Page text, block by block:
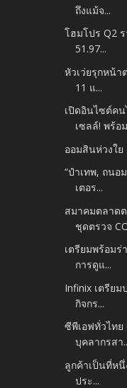
ถึงแม้จ...
โฮมโปร Q2
51.97...
หัวเว่ยรุกหน้า
11 แ...
เปิดอินไซต์ค
เซลล์! พร้อ
ออมสินห่วงใย
“ป๋าเทพ, ถน
เตอร...
สมาคมตลาด
ชุดตรวจ
เตรียมพร้อม
การดูแ...
Infinix เตรีย
กิจกร...
ซีพีเอฟทั่วไท
บุคลากรสา
ลูกค้าเป็นที่หนึ่
ประ...